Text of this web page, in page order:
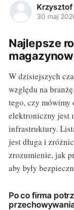
30 maj
Najlepsze
W dzisiejszych
względu na
tego, czy mówimy
elektroniczny jest
infrastruktury.
jest długa i
zrozumienie, jak
aby były
Po co firma